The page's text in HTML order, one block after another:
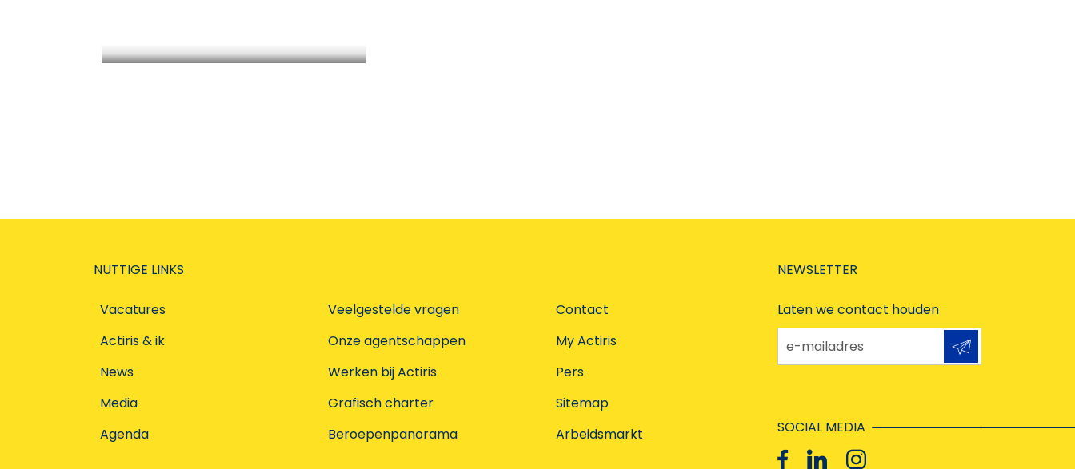
NUTTIGE LINKS
Vacatures
Actiris & ik
News
Media
Agenda
Veelgestelde vragen
Onze agentschappen
Werken bij Actiris
Grafisch charter
Beroepenpanorama
Contact
My Actiris
Pers
Sitemap
Arbeidsmarkt
NEWSLETTER
Laten we contact houden
e-mailadres
SOCIAL MEDIA